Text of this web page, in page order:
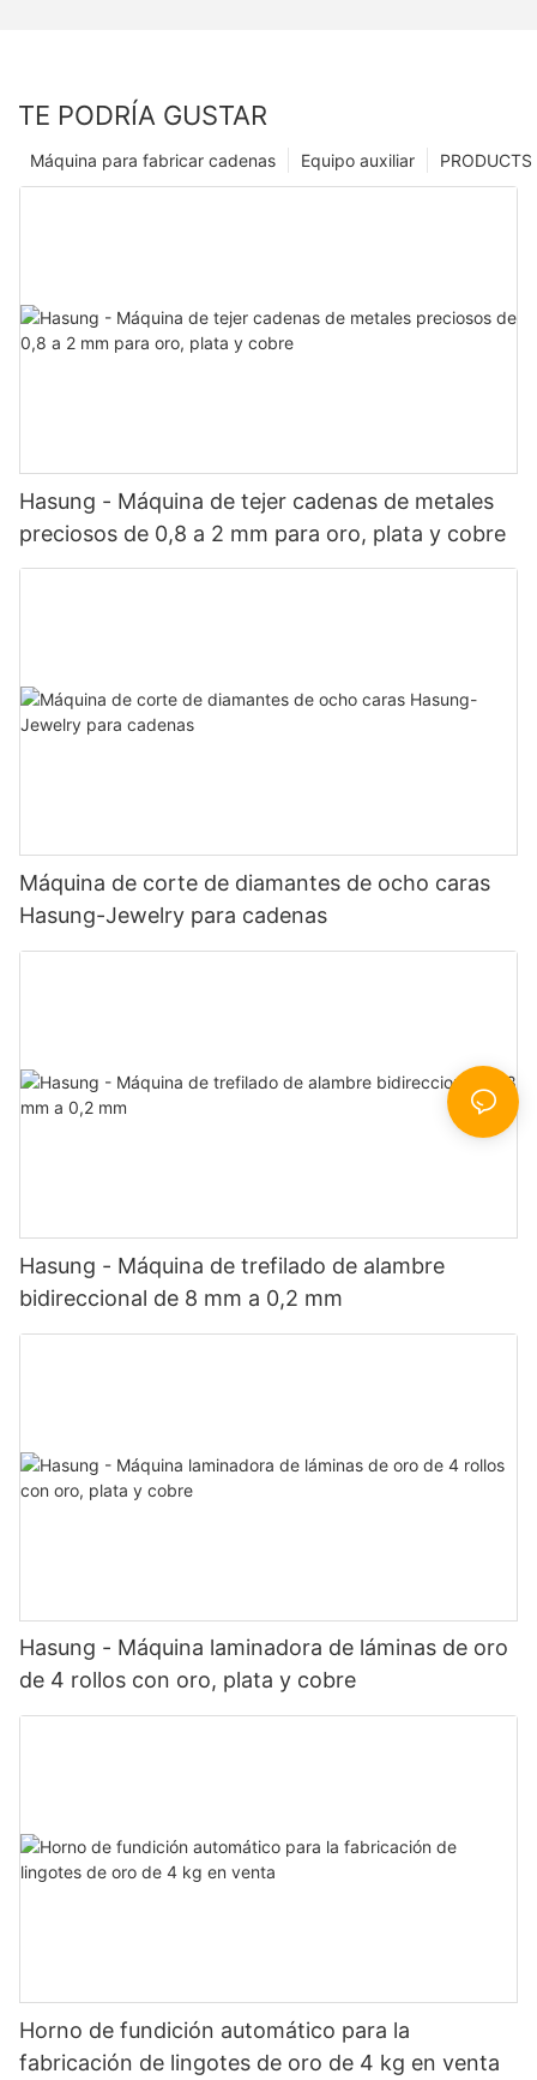
TE PODRÍA GUSTAR
PRODUCTS
Equipo auxiliar
Máquina para fabricar cadenas
Hasung - Máquina de tejer cadenas de metales
preciosos de 0,8 a 2 mm para oro, plata y cobre
Máquina de corte de diamantes de ocho caras
Hasung-Jewelry para cadenas
Hasung - Máquina de trefilado de alambre
bidireccional de 8 mm a 0,2 mm
Hasung - Máquina laminadora de láminas de oro
de 4 rollos con oro, plata y cobre
Horno de fundición automático para la
fabricación de lingotes de oro de 4 kg en venta